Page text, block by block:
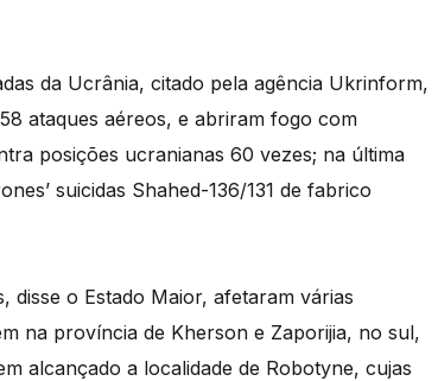
da Ucrânia, citado pela agência Ukrinform,
ataques aéreos, e abriram fogo com
posições ucranianas 60 vezes; na última
suicidas Shahed-136/131 de fabrico
disse o Estado Maior, afetaram várias
na província de Kherson e Zaporijia, no sul,
alcançado a localidade de Robotyne, cujas